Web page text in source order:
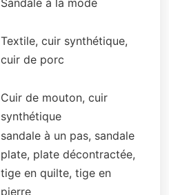
Sandale à la mode
Textile, cuir synthétique,
cuir de porc
Cuir de mouton, cuir
synthétique
sandale à un pas, sandale
plate, plate décontractée,
tige en quilte, tige en
pierre